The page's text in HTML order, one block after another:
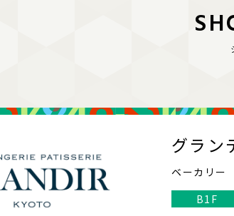
SH
グラン
ベーカリー
B1F